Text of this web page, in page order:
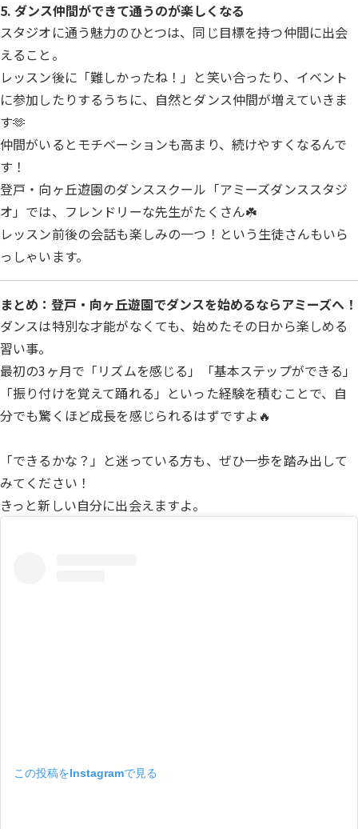
5. ダンス仲間ができて通うのが楽しくなる
スタジオに通う魅力のひとつは、同じ目標を持つ仲間に出会
えること。
レッスン後に「難しかったね！」と笑い合ったり、イベント
に参加したりするうちに、自然とダンス仲間が増えていきま
す🫶
仲間がいるとモチベーションも高まり、続けやすくなるんで
す！
登戸・向ヶ丘遊園のダンススクール「アミーズダンススタジ
オ」では、フレンドリーな先生がたくさん☘️
レッスン前後の会話も楽しみの一つ！という生徒さんもいら
っしゃいます。
まとめ：登戸・向ヶ丘遊園でダンスを始めるならアミーズへ！
ダンスは特別な才能がなくても、始めたその日から楽しめる
習い事。
最初の3ヶ月で「リズムを感じる」「基本ステップができる」
「振り付けを覚えて踊れる」といった経験を積むことで、自
分でも驚くほど成長を感じられるはずですよ🔥
「できるかな？」と迷っている方も、ぜひ一歩を踏み出して
みてください！
きっと新しい自分に出会えますよ。
この投稿をInstagramで見る